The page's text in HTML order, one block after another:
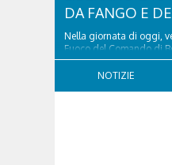
DA FANGO E
Nella giornata di oggi,
Fuoco del Comando di
località Diassa, in Val
di Cadore, per liberare
NOTIZIE